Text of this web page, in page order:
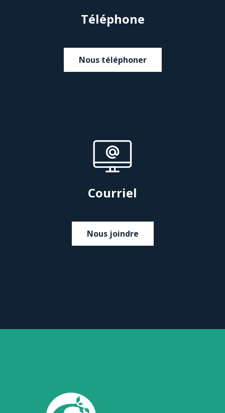
Téléphone
Nous téléphoner
Courriel
Nous joindre